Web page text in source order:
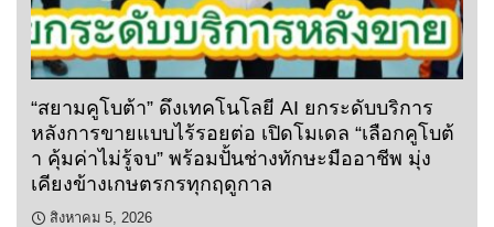
“สยามคูโบต้า” ดึงเทคโนโลยี AI ยกระดับบริการ
หลังการขายแบบไร้รอยต่อ เปิดโมเดล “เลือกคูโบต้
า คุ้มค่าไม่รู้จบ” พร้อมปั้นช่างทักษะมืออาชีพ มุ่ง
เคียงข้างเกษตรกรทุกฤดูกาล
สิงหาคม 5, 2026